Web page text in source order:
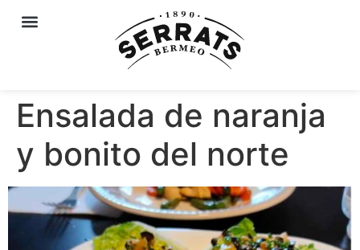
Ensalada de naranja
y bonito del norte